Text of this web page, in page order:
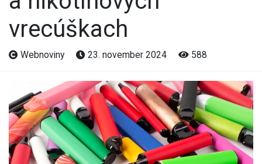
vrecúškach
Webnoviny 23. november 2024 588